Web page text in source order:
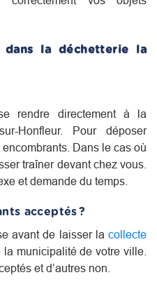
dans la déchetterie la
rendre directement à la
Honfleur. Pour déposer
Dans le cas où
traîner devant chez vous.
et demande du temps.
acceptés ?
avant de laisser la collecte
municipalité de votre ville.
et d’autres non.